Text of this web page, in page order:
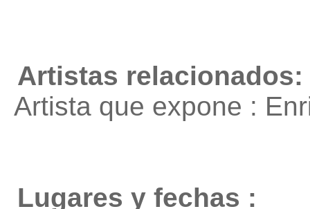
Artistas relacionados:
Artista que expone :
Lugares y fechas :